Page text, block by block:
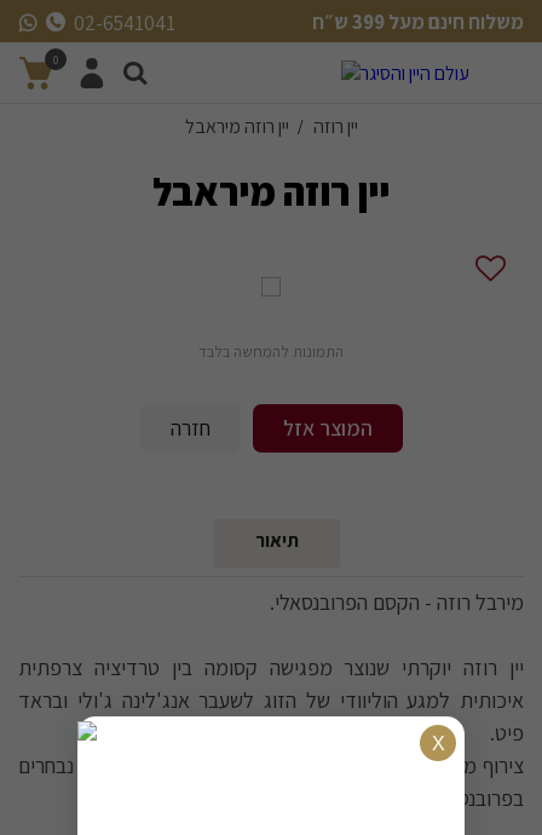
משלוח חינם מעל 399 ש״ח
משלוח חינם מעל 399 ש״ח
02-6541041
0
יין רוזה / יין רוזה מיראבל
יין רוזה מיראבל
התמונות להמחשה בלבד
המוצר אזל חזרה
תיאור
מירבל רוזה - הקסם הפרובנסאלי.
יין רוזה יוקרתי שנוצר מפגישה קסומה בין טרדיציה צרפתית
איכותית למגע הוליוודי של הזוג לשעבר אנג'לינה ג'ולי ובראד
פיט.
צירוף מושלם של ענבי סינסו, גרנאש, סירה ורולה מכרמים נבחרים
בפרובנס.